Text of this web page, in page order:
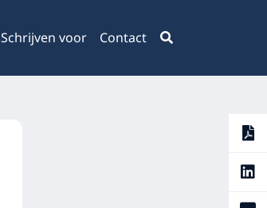
Schrijven voor Contact